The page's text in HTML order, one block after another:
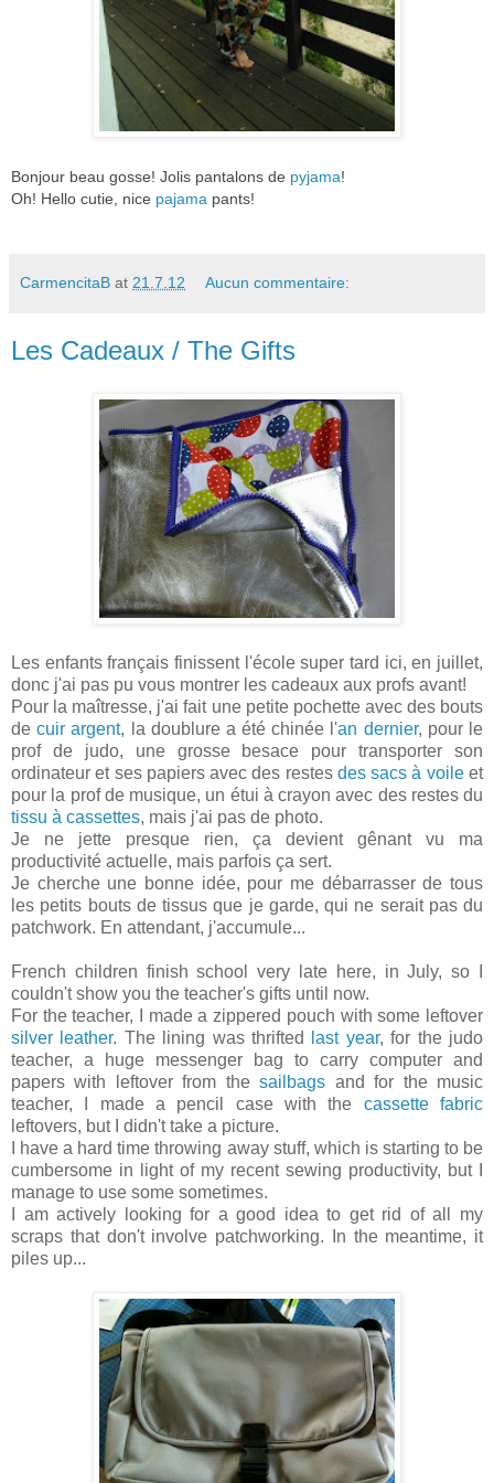
Bonjour beau gosse! Jolis pantalons de pyjama!
Oh! Hello cutie, nice pajama pants!
CarmencitaB at 21.7.12 Aucun commentaire:
Les Cadeaux / The Gifts
Les enfants français finissent l'école super tard ici, en juillet,
donc j'ai pas pu vous montrer les cadeaux aux profs avant!
Pour la maîtresse, j'ai fait une petite pochette avec des bouts
decuir argent, la doublure a été chinée l'an dernier, pour le
prof de judo, une grosse besace pour transporter son
ordinateur et ses papiers avec des restes des sacs à voileet
pour la prof de musique, un étui à crayon avec des restes du
tissu à cassettes, mais j'ai pas de photo.
Je ne jette presque rien, ça devient gênant vu ma
productivité actuelle, mais parfois ça sert.
Je cherche une bonne idée, pour me débarrasser de tous
les petits bouts de tissus que je garde, qui ne serait pas du
patchwork. En attendant, j'accumule...
French children finish school very late here, in July, so I
couldn't show you the teacher's gifts until now.
For the teacher, I made a zippered pouch with some leftover
silver leather. The lining was thrifted last year, for the judo
teacher, a huge messenger bag to carry computer and
papers with leftover from thesailbags and for the music
teacher, I made a pencil case with the cassette fabric
leftovers, but I didn't take a picture.
I have a hard time throwing away stuff, which is starting to be
cumbersome in light of my recent sewing productivity, but I
manage to use some sometimes.
I am actively looking for a good idea to get rid of all my
scraps that don't involve patchworking. In the meantime, it
piles up...